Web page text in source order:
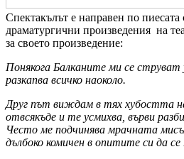
Спектакълът е направен по
драматургични произведения на
за своето произведение:
Понякога Балканите ми се
разкапва всичко наоколо.
Друг път виждам в тях хубостта на
отвсякъде и те усмихва, върви
Често ме подчинява мрачната
дълбоко комичен в опитите си да